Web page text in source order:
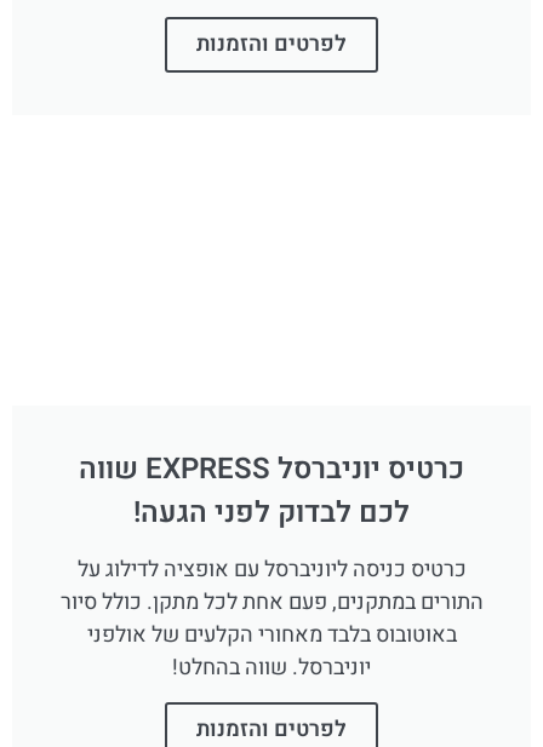
לפרטים והזמנות
כרטיס יוניברסל EXPRESS שווה
לכם לבדוק לפני הגעה!
כרטיס כניסה ליוניברסל עם אופציה לדילוג על
התורים במתקנים, פעם אחת לכל מתקן. כולל סיור
באוטובוס בלבד מאחורי הקלעים של אולפני
יוניברסל. שווה בהחלט!
לפרטים והזמנות